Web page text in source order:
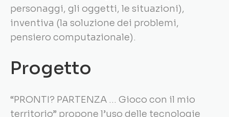
personaggi, gli oggetti, le situazioni),
inventiva (la soluzione dei problemi,
pensiero computazionale).
Progetto
“PRONTI? PARTENZA … Gioco con il mio
territorio” propone l’uso delle tecnologie